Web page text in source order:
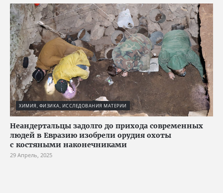
ХИМИЯ, ФИЗИКА, ИССЛЕДОВАНИЯ МАТЕРИИ
Неандертальцы задолго до прихода современных
людей в Евразию изобрели орудия охоты
с костяными наконечниками
29 Апрель, 2025